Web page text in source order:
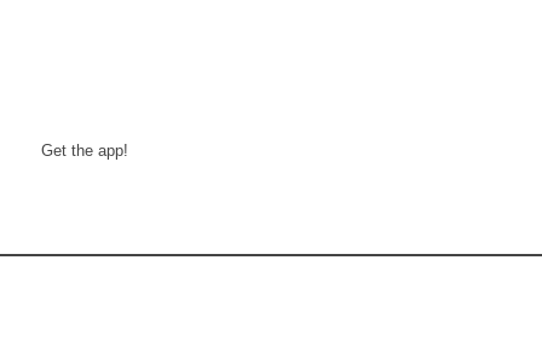
Get the app!